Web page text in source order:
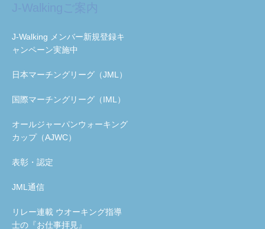
J-Walking メンバー新規登録キ
ャンペーン実施中
日本マーチングリーグ（JML）
国際マーチングリーグ（IML）
オールジャーパンウォーキング
カップ（AJWC）
表彰・認定
JML通信
リレー連載 ウオーキング指導
士の『お仕事拝見』